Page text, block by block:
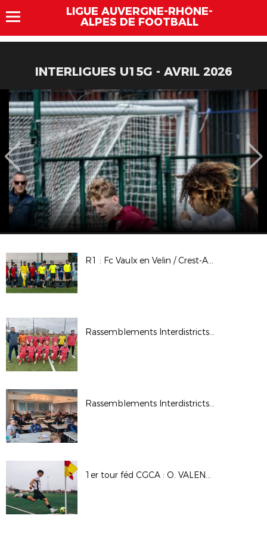
LIGUE AUVERGNE-RHÔNE-
ALPES DE FOOTBALL
INTERLIGUES U15G - AVRIL 2026
R1 : Fc Vaulx en Velin / Crest-Aouste
Rassemblements Interdistricts U13F - Fév. 2026
Rassemblements Interdistricts arbitres - Déc. 2025
1er tour féd CGCA : O. VALENCE - A.S MISERIEUX TREVOUX